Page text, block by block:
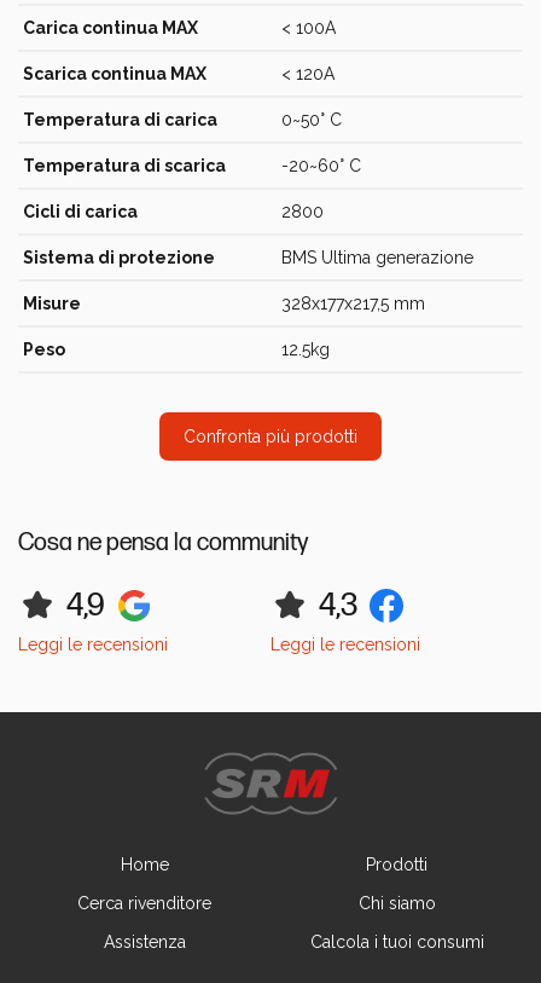
Carica continua MAX < 100A
Scarica continua MAX < 120A
Temperatura di carica 0~50° C
Temperatura di scarica -20~60° C
Cicli di carica 2800
Sistema di protezione BMS Ultima generazione
Misure 328x177x217,5 mm
Peso 12.5kg
Confronta più prodotti
Cosa ne pensa la community
4,9
Leggi le recensioni
4,3
Leggi le recensioni
Home
Prodotti
Cerca rivenditore
Chi siamo
Assistenza
Calcola i tuoi consumi